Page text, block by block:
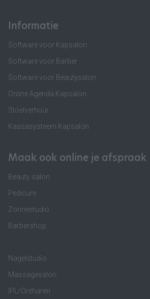
Informatie
Software voor Kapsalon
Software voor Barber
Software voor Beautysalon
Online Agenda Kapsalon
Stoelverhuur
Kassasysteem Kapsalon
Maak ook online je afspraak
Beauty salon
Pedicure
Zonnestudio
Barbershop
Nagelstudio
Massagesalon
IPL/Ontharen